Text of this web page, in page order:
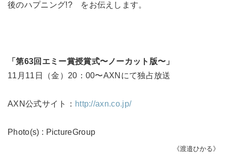
後のハプニング!? をお伝えします。
「第63回エミー賞授賞式〜ノーカット版〜」
11月11日（金）20：00〜AXNにて独占放送
AXN公式サイト： http://axn.co.jp/
Photo(s) : PictureGroup
《渡邉ひかる》